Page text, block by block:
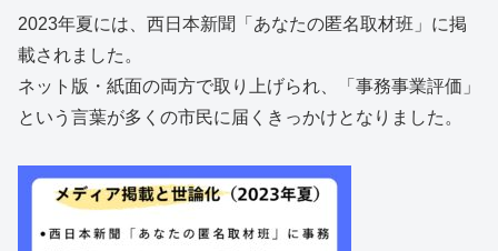
2023年夏には、西日本新聞「あなたの匿名取材班」に掲
載されました。
ネット版・紙面の両方で取り上げられ、「事務事業評価」
という言葉が多くの市民に届くきっかけとなりました。